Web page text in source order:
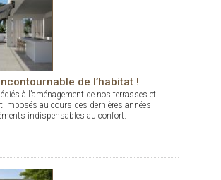
de l’habitat !
à l’aménagement de nos terrasses et
imposés au cours des dernières années
indispensables au confort.